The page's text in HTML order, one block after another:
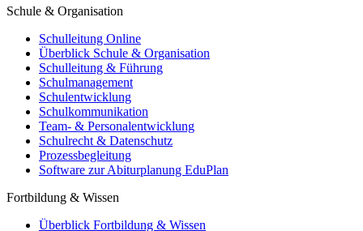
Schule & Organisation
Schulleitung Online
Überblick Schule & Organisation
Schulleitung & Führung
Schulmanagement
Schulentwicklung
Schulkommunikation
Team- & Personalentwicklung
Schulrecht & Datenschutz
Prozessbegleitung
Software zur Abiturplanung EduPlan
Fortbildung & Wissen
Überblick Fortbildung & Wissen